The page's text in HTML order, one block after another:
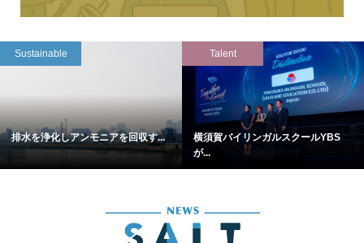
Sustainable
排水を浄化しアンモニアを回収す...
Talent
横須賀バイリンガルスクールYBS
が...